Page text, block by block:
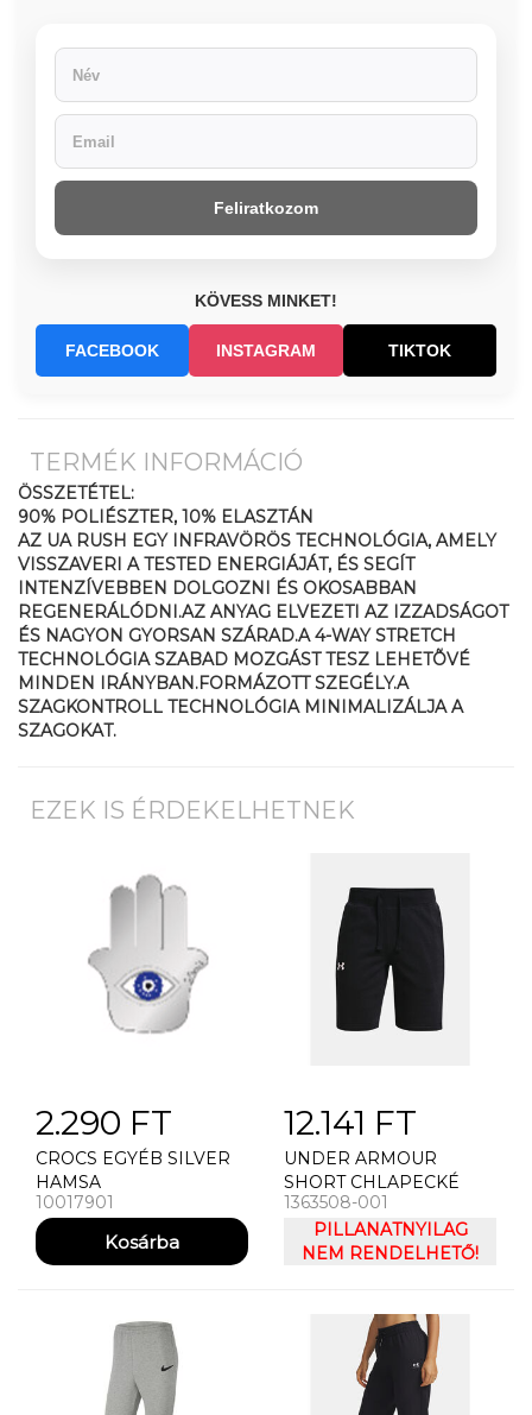
Feliratkozom
KÖVESS MINKET!
FACEBOOK INSTAGRAM TIKTOK
TERMÉK INFORMÁCIÓ
ÖSSZETÉTEL:
90% POLIÉSZTER, 10% ELASZTÁN
AZ UA RUSH EGY INFRAVÖRÖS TECHNOLÓGIA, AMELY
VISSZAVERI A TESTED ENERGIÁJÁT, ÉS SEGÍT
INTENZÍVEBBEN DOLGOZNI ÉS OKOSABBAN
REGENERÁLÓDNI.AZ ANYAG ELVEZETI AZ IZZADSÁGOT
ÉS NAGYON GYORSAN SZÁRAD.A 4-WAY STRETCH
TECHNOLÓGIA SZABAD MOZGÁST TESZ LEHETÕVÉ
MINDEN IRÁNYBAN.FORMÁZOTT SZEGÉLY.A
SZAGKONTROLL TECHNOLÓGIA MINIMALIZÁLJA A
SZAGOKAT.
EZEK IS ÉRDEKELHETNEK
2.290 FT
CROCS EGYÉB SILVER
HAMSA
10017901
12.141 FT
UNDER ARMOUR
SHORT CHLAPECKÉ
KRAASY UNDER
ARMOUR RIVAL
COTTON SHORTS
1363508-001
PILLANATNYILAG
NEM RENDELHETŐ!